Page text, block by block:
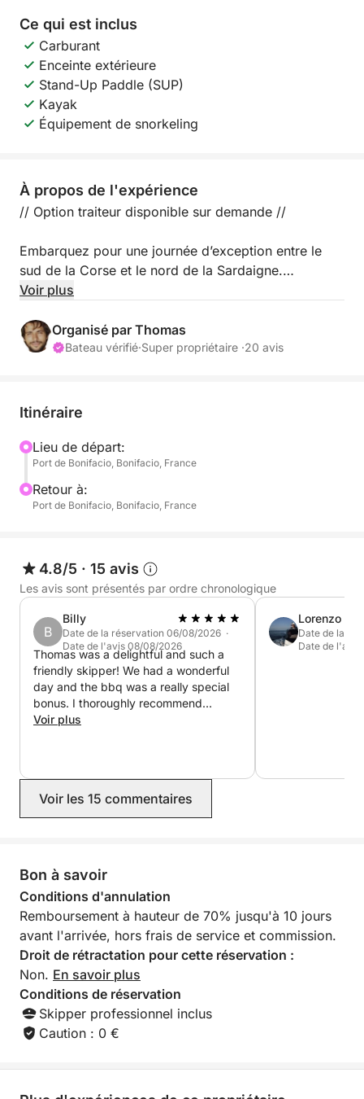
Ce qui est inclus
Carburant
Enceinte extérieure
Stand-Up Paddle (SUP)
Kayak
Équipement de snorkeling
À propos de l'expérience
// Option traiteur disponible sur demande //
Embarquez pour une journée d’exception entre le
sud de la Corse et le nord de la Sardaigne.
un port aux alentours (ex : Figari).
Nous pouvons également vous récupérer ou vous
équipé, profitez d’une navigation élégante et
silencieuse vers des criques sauvages aux eaux
cristallines, accessibles uniquement par la mer.
simplement vous détendre au soleil, l’itinéraire est
entièrement sur-mesure.
Points forts de l’expérience :
Confort Premium
Grands bains de soleil
Cockpit ombragé
Cuisine équipée
Connexion Starlink
Loisirs nautiques inclus
Paddle
Île flottante
Scooter sous-marin
Escales personnalisées :
Mouillages dans des criques préservées et
baignades dans des eaux turquoise.
Option barbecue à bord :
Grillades à partir de 35€/personne (hors boissons).
vos boissons et utiliser librement la cuisine à bord
pour conserver vos produits au frais.
Voir plus
Organisé par Thomas
Bateau vérifié·Super propriétaire ·20 avis
Itinéraire
Lieu de départ:
Port de Bonifacio, Bonifacio, France
Retour à:
Port de Bonifacio, Bonifacio, France
4.8/5 · 15 avis
Les avis sont présentés par ordre chronologique
B
Billy
Date de la réservation 06/08/2026 ·
Date de l'avis 08/08/2026
Thomas was a delightful and such a
friendly skipper! We had a wonderful
day and the bbq was a really special
bonus. I thoroughly recommend
Thomas to all the visitors to Corsica
Voir plus
Lorenzo
Date de la
Date de
Voir les 15 commentaires
Bon à savoir
Conditions d'annulation
Remboursement à hauteur de 70% jusqu'à 10 jours
avant l'arrivée, hors frais de service et commission.
Droit de rétractation pour cette réservation :
Non. En savoir plus
Conditions de réservation
Skipper professionnel inclus
Caution : 0 €